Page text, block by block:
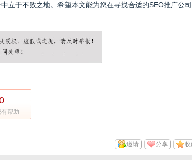
立于不败之地。希望本文能为您在寻找合适的SEO推广公
帮助
分享
邀请